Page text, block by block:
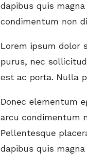
dapibus quis
condimentum non
Lorem ipsum dolor
purus, nec
est ac porta. Nulla
Donec elementum
arcu condimentum
Pellentesque
dapibus quis